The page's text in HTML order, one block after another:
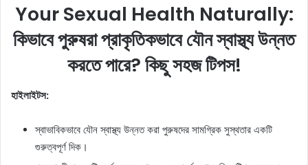
Your Sexual Health Naturally:
কিভাবে পুরুষরা প্রাকৃতিকভাবে যৌন স্বাস্থ্য উন্নত
করতে পারে? কিছু সহজ টিপস!
হাইলাইটস:
স্বাভাবিকভাবে যৌন স্বাস্থ্য উন্নত করা পুরুষদের সামগ্রিক সুস্থতার একটি
গুরুত্বপূর্ণ দিক।